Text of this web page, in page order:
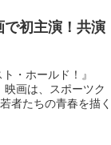
初主演！共演
・ホールド！』
画は、スポーツク
者たちの青春を描く